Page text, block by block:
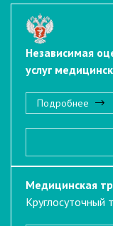
Независимая
услуг
Подробнее
Медицинская
Круглосуточный